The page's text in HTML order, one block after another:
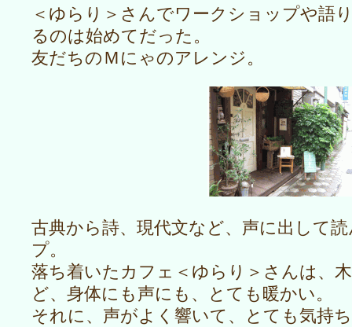
＜ゆらり＞さんでワークショップや語
るのは始めてだった。
友だちのＭにゃのアレンジ。
古典から詩、現代文など、声に出して
プ。
落ち着いたカフェ＜ゆらり＞さんは、
ど、身体にも声にも、とても暖かい。
それに、声がよく響いて、とても気持